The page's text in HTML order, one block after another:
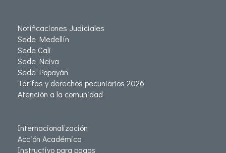
Notificaciones Judiciales
Sede Medellín
Sede Cali
Sede Neiva
Sede Popayán
Tarifas y derechos pecuniarios 2026
Atención a la comunidad
Internacionalización
Acción Académica
Instructivo para pagos